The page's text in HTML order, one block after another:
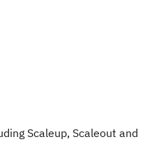
Scaleup, Scaleout and